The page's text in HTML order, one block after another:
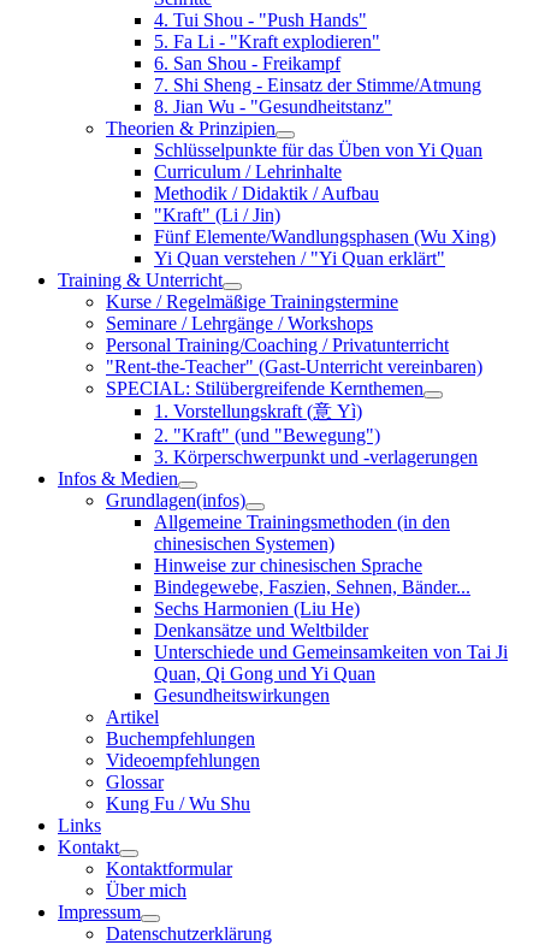
4. Tui Shou - "Push Hands"
5. Fa Li - "Kraft explodieren"
6. San Shou - Freikampf
7. Shi Sheng - Einsatz der Stimme/Atmung
8. Jian Wu - "Gesundheitstanz"
Theorien & Prinzipien
Schlüsselpunkte für das Üben von Yi Quan
Curriculum / Lehrinhalte
Methodik / Didaktik / Aufbau
"Kraft" (Li / Jin)
Fünf Elemente/Wandlungsphasen (Wu Xing)
Yi Quan verstehen / "Yi Quan erklärt"
Training & Unterricht
Kurse / Regelmäßige Trainingstermine
Seminare / Lehrgänge / Workshops
Personal Training/Coaching / Privatunterricht
"Rent-the-Teacher" (Gast-Unterricht vereinbaren)
SPECIAL: Stilübergreifende Kernthemen
1. Vorstellungskraft (意 Yì)
2. "Kraft" (und "Bewegung")
3. Körperschwerpunkt und -verlagerungen
Infos & Medien
Grundlagen(infos)
Allgemeine Trainingsmethoden (in den
chinesischen Systemen)
Hinweise zur chinesischen Sprache
Bindegewebe, Faszien, Sehnen, Bänder...
Sechs Harmonien (Liu He)
Denkansätze und Weltbilder
Unterschiede und Gemeinsamkeiten von Tai Ji
Quan, Qi Gong und Yi Quan
Gesundheitswirkungen
Artikel
Buchempfehlungen
Videoempfehlungen
Glossar
Kung Fu / Wu Shu
Links
Kontakt
Kontaktformular
Über mich
Impressum
Datenschutzerklärung